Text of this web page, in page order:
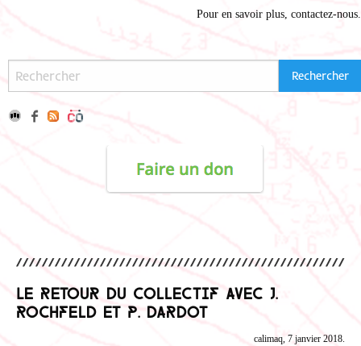
Pour en savoir plus, contactez-nous
Le retour du collectif avec J.
Rochfeld et P. Dardot
calimaq, 7 janvier 2018.